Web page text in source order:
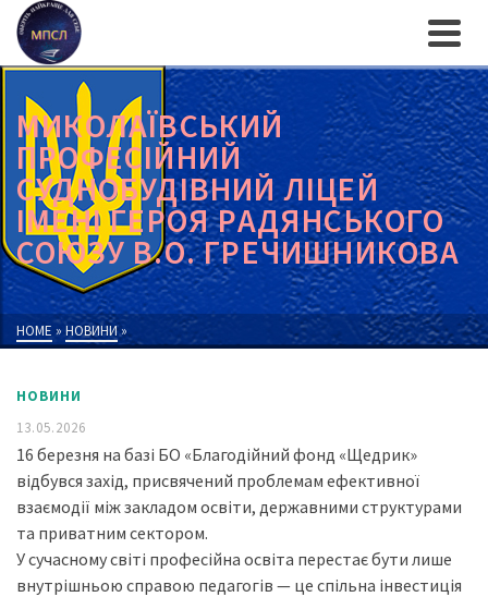
МИКОЛАЇВСЬКИЙ
ПРОФЕСІЙНИЙ
СУДНОБУДІВНИЙ ЛІЦЕЙ
ІМЕНІ ГЕРОЯ РАДЯНСЬКОГО
СОЮЗУ В.О. ГРЕЧИШНИКОВА
HOME » НОВИНИ»
НОВИНИ
13.05.2026
16 березня на базі БО «Благодійний фонд «Щедрик»
відбувся захід, присвячений проблемам ефективної
взаємодії між закладом освіти, державними структурами
та приватним сектором.
У сучасному світі професійна освіта перестає бути лише
внутрішньою справою педагогів — це спільна інвестиція